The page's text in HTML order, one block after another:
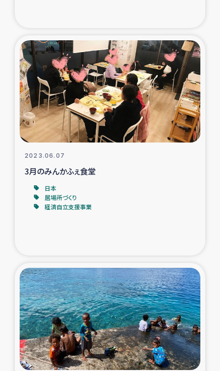
スリランカ 緊急人道支援
スリランカ南部洪水被災者支援
スリランカの南北女性をつなぐサリー・リサイクル・プロ
ジェクト
復興支援事業
女性グループPIFWANITAによる食品加工事業
ミャンマー緊急支援
タイ国境ミャンマー移民子ども支援
漁民によるマングローブ植林活動
レバノンでのシリア難民への食糧・越冬支援
2023.06.07
3月のみんかふぇ食堂
日本
居場所づくり
経済自立支援事業